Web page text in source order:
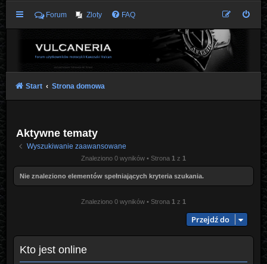
Forum Zloty FAQ
Start Strona domowa
Aktywne tematy
Wyszukiwanie zaawansowane
Znaleziono 0 wyników • Strona 1 z 1
Nie znaleziono elementów spełniających kryteria szukania.
Znaleziono 0 wyników • Strona 1 z 1
Przejdź do
Kto jest online